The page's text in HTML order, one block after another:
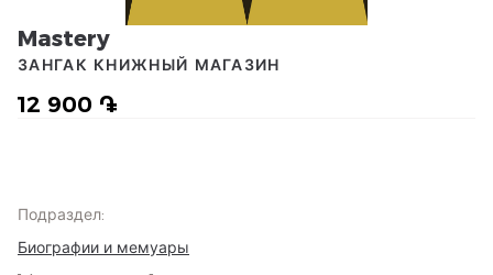
Mastery
12 900 ֏
ЗАНГАК КНИЖНЫЙ МАГАЗИН
Подраздел:
Биографии и мемуары